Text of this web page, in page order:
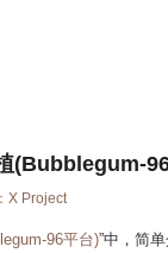
(Bubblegum-
X Project
96平台)”中，简